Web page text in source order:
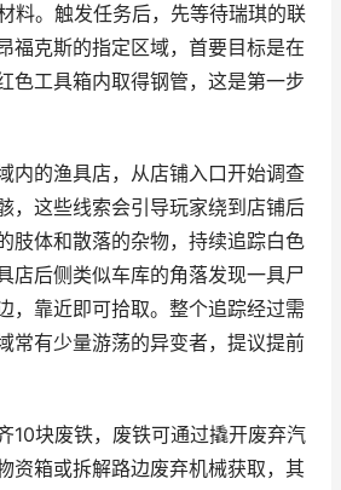
料。触发任务后，先等待瑞琪的联
福克斯的指定区域，首要目标是在
色工具箱内取得钢管，这是第一步
内的渔具店，从店铺入口开始调查
，这些线索会引导玩家绕到店铺后
肢体和散落的杂物，持续追踪白色
店后侧类似车库的角落发现一具尸
，靠近即可拾取。整个追踪经过需
常有少量游荡的异变者，提议提前
10块废铁，废铁可通过撬开废弃汽
资箱或拆解路边废弃机械获取，其